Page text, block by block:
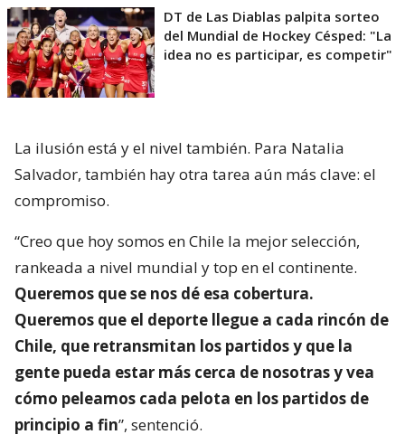
DT de Las Diablas palpita sorteo
del Mundial de Hockey Césped: "La
idea no es participar, es competir"
La ilusión está y el nivel también. Para Natalia
Salvador, también hay otra tarea aún más clave: el
compromiso.
“Creo que hoy somos en Chile la mejor selección,
rankeada a nivel mundial y top en el continente.
Queremos que se nos dé esa cobertura.
Queremos que el deporte llegue a cada rincón de
Chile, que retransmitan los partidos y que la
gente pueda estar más cerca de nosotras y vea
cómo peleamos cada pelota en los partidos de
principio a fin”, sentenció.